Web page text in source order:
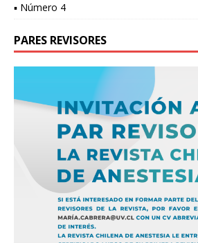
▪ Número 4
PARES REVISORES